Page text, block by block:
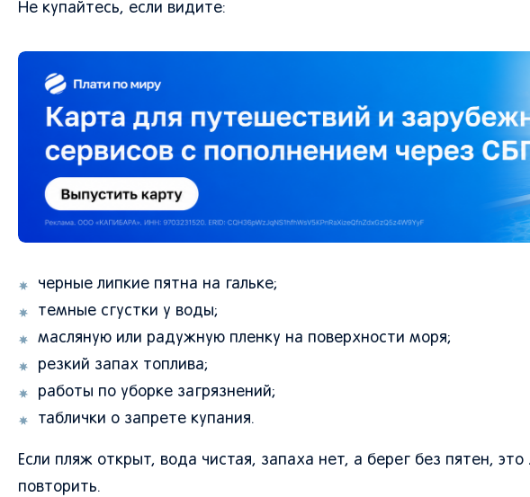
Не купайтесь, если видите:
черные липкие пятна на гальке;
темные сгустки у воды;
масляную или радужную пленку на поверхности моря;
резкий запах топлива;
работы по уборке загрязнений;
таблички о запрете купания.
Если пляж открыт, вода чистая, запаха нет, а берег без пятен,
повторить.